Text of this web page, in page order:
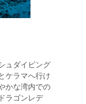
ュダイビング
ケラマへ行け
かな湾内での
ラゴンレデ
また、エントリー
ずその指示に従っ
潜りは禁止としま
ぐことを嫌い、逃
、原則として緊急
クジラの近くでフ
します。クジラは